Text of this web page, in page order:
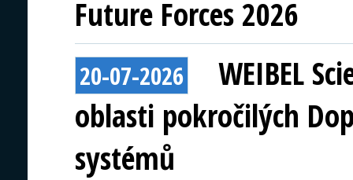
Future Forces 2026
20-07-2026
WEIBEL
oblasti pokročilých
systémů